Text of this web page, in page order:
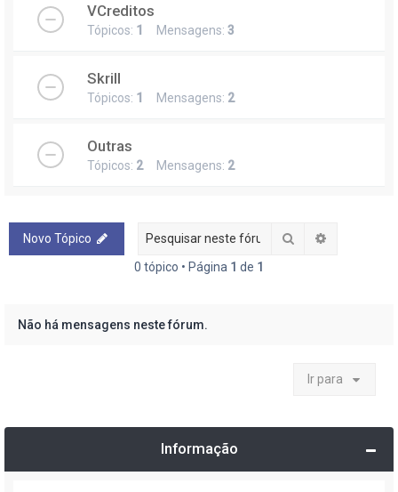
VCreditos
Tópicos: 1 Mensagens: 3
Skrill
Tópicos: 1 Mensagens: 2
Outras
Tópicos: 2Mensagens: 2
Novo Tópico Pesquisar
0 tópico • Página 1 de 1
Não há mensagens neste fórum.
Ir para
Informação